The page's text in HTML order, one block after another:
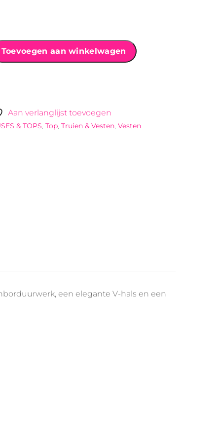
Toevoegen aan winkelwagen
Aan verlanglijst toevoegen
& TOPS,Top,Truien & Vesten,Vesten
een elegante V-hals en een